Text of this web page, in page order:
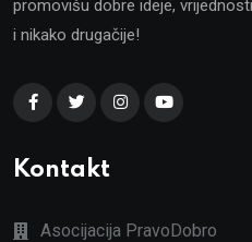
promovišu dobre ideje,
i nikako drugačije!
Kontakt
Asocijacija PravoDobro